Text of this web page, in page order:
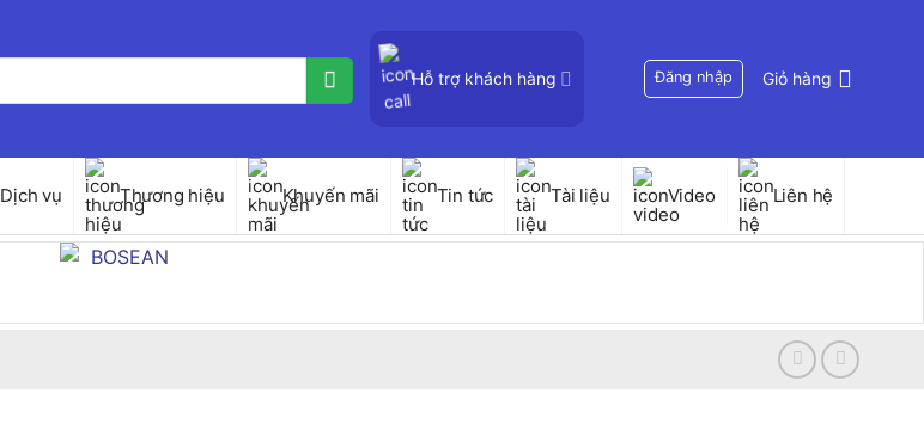
Hỗ trợ khách hàng Đăng nhập Giỏ hàng
Dịch vụ Thương hiệu Khuyến mãi Tin tức Tài liệu Video Liên hệ